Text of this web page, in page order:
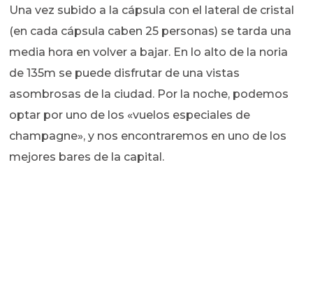
Una vez subido a la cápsula con el lateral de cristal
(en cada cápsula caben 25 personas) se tarda una
media hora en volver a bajar. En lo alto de la noria
de 135m se puede disfrutar de una vistas
asombrosas de la ciudad. Por la noche, podemos
optar por uno de los «vuelos especiales de
champagne», y nos encontraremos en uno de los
mejores bares de la capital.